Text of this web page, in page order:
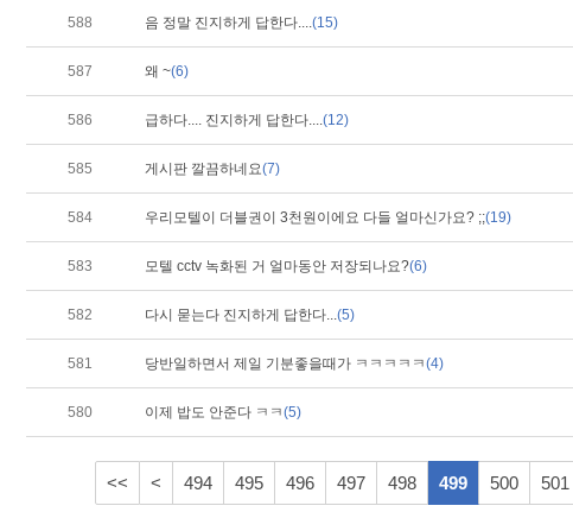
588 음 정말 진지하게 답한다....(15)
587 왜 ~(6)
586 급하다.... 진지하게 답한다....(12)
585 게시판 깔끔하네요(7)
584 우리모텔이 더블권이 3천원이에요 다들 얼마신가요? ;;(19)
583 모텔 cctv 녹화된 거 얼마동안 저장되나요?(6)
582 다시 묻는다 진지하게 답한다...(5)
581 당반일하면서 제일 기분좋을때가 ㅋㅋㅋㅋㅋ(4)
580 이제 밥도 안준다 ㅋㅋ(5)
<< < 494 495 496 497 498 499 500 501